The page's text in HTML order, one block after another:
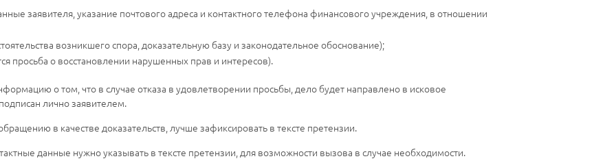
заявителя, указание почтового адреса и контактного телефона финансового учреждения, в отношении
возникшего спора, доказательную базу и законодательное обоснование);
просьба о восстановлении нарушенных прав и интересов).
о том, что в случае отказа в удовлетворении просьбы, дело будет направлено в исковое
лично заявителем.
в качестве доказательств, лучше зафиксировать в тексте претензии.
данные нужно указывать в тексте претензии, для возможности вызова в случае необходимости.